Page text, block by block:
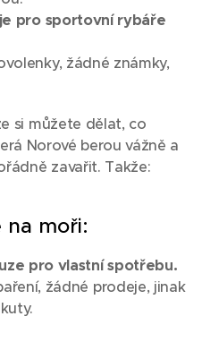
pro sportovní rybáře
žádné známky,
si můžete dělat, co
Norové berou vážně a
zavařit. Takže:
na moři:
pro vlastní spotřebu.
žádné prodeje, jinak